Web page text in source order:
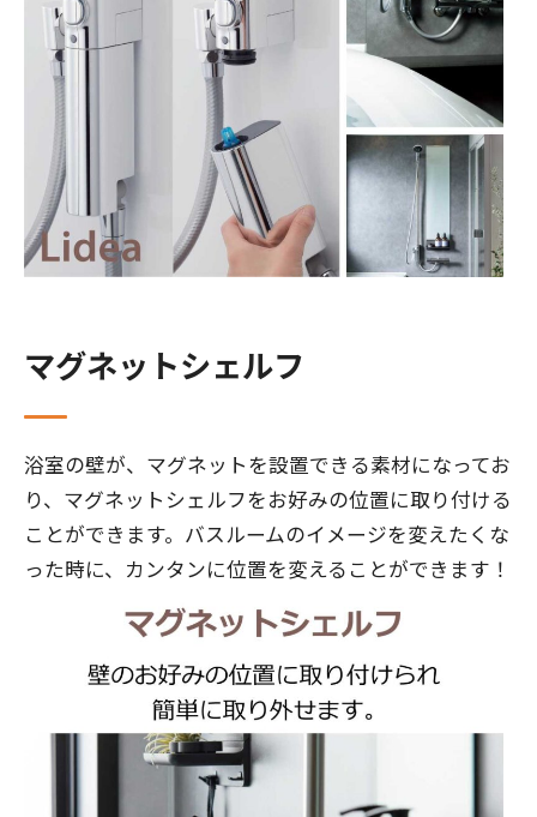
マグネットシェルフ
浴室の壁が、マグネットを設置できる素材になってお
り、マグネットシェルフをお好みの位置に取り付ける
ことができます。バスルームのイメージを変えたくな
った時に、カンタンに位置を変えることができます！